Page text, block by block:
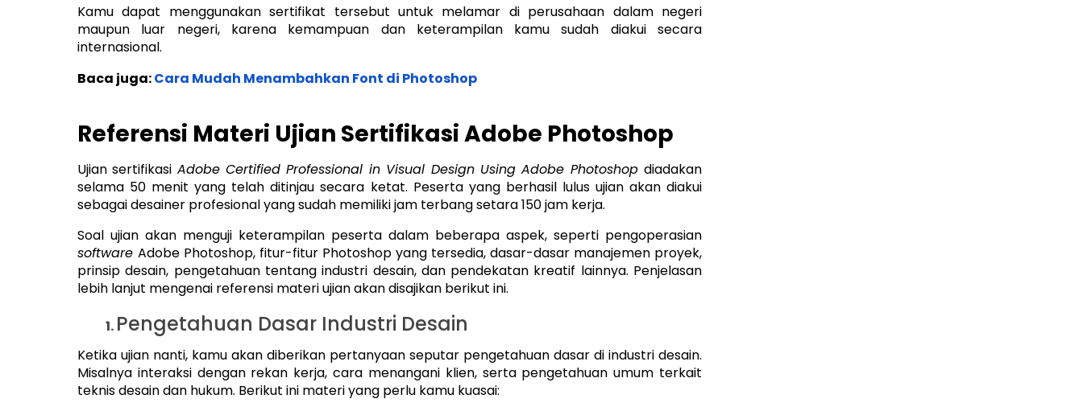
Kamu dapat menggunakan sertifikat tersebut untuk melamar di perusahaan dalam negeri
maupun luar negeri, karena kemampuan dan keterampilan kamu sudah diakui secara
internasional.
Baca juga:Cara Mudah Menambahkan Font di Photoshop
Referensi Materi Ujian Sertifikasi Adobe Photoshop
Ujian sertifikasi Adobe Certified Professional in Visual Design Using Adobe Photoshopdiadakan
selama 50 menit yang telah ditinjau secara ketat. Peserta yang berhasil lulus ujian akan diakui
sebagai desainer profesional yang sudah memiliki jam terbang setara 150 jam kerja.
Soal ujian akan menguji keterampilan peserta dalam beberapa aspek, seperti pengoperasian
software Adobe Photoshop, fitur-fitur Photoshop yang tersedia, dasar-dasar manajemen proyek,
prinsip desain, pengetahuan tentang industri desain, dan pendekatan kreatif lainnya. Penjelasan
lebih lanjut mengenai referensi materi ujian akan disajikan berikut ini.
Pengetahuan Dasar Industri Desain
Ketika ujian nanti, kamu akan diberikan pertanyaan seputar pengetahuan dasar di industri desain.
Misalnya interaksi dengan rekan kerja, cara menangani klien, serta pengetahuan umum terkait
teknis desain dan hukum. Berikut ini materi yang perlu kamu kuasai: